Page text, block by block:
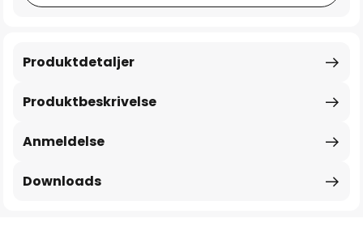
Produktbeskrivelse
Produktdetaljer
Anmeldelse
Downloads